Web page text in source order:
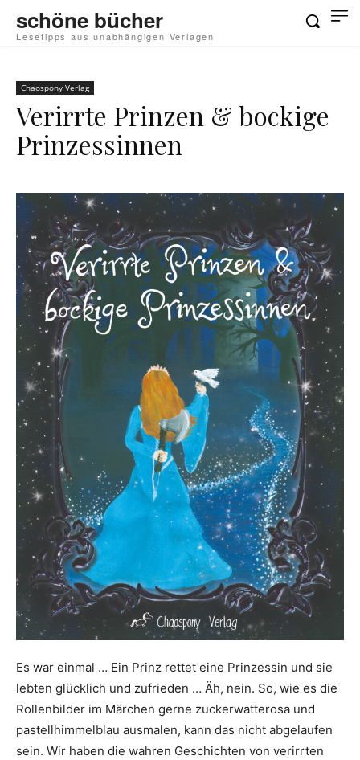
schöne bücher
Lesetipps aus unabhängigen Verlagen
Chaospony Verlag
Verirrte Prinzen & bockige
Prinzessinnen
Es war einmal … Ein Prinz rettet eine Prinzessin und sie
lebten glücklich und zufrieden … Äh, nein. So, wie es die
Rollenbilder im Märchen gerne zuckerwatterosa und
pastellhimmelblau ausmalen, kann das nicht abgelaufen
sein. Wir haben die wahren Geschichten von verirrten